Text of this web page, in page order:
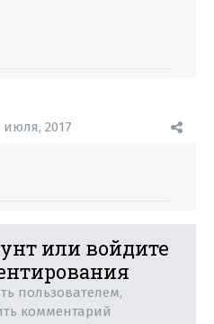
июля, 2017
или войдите
пользователем,
комментарий